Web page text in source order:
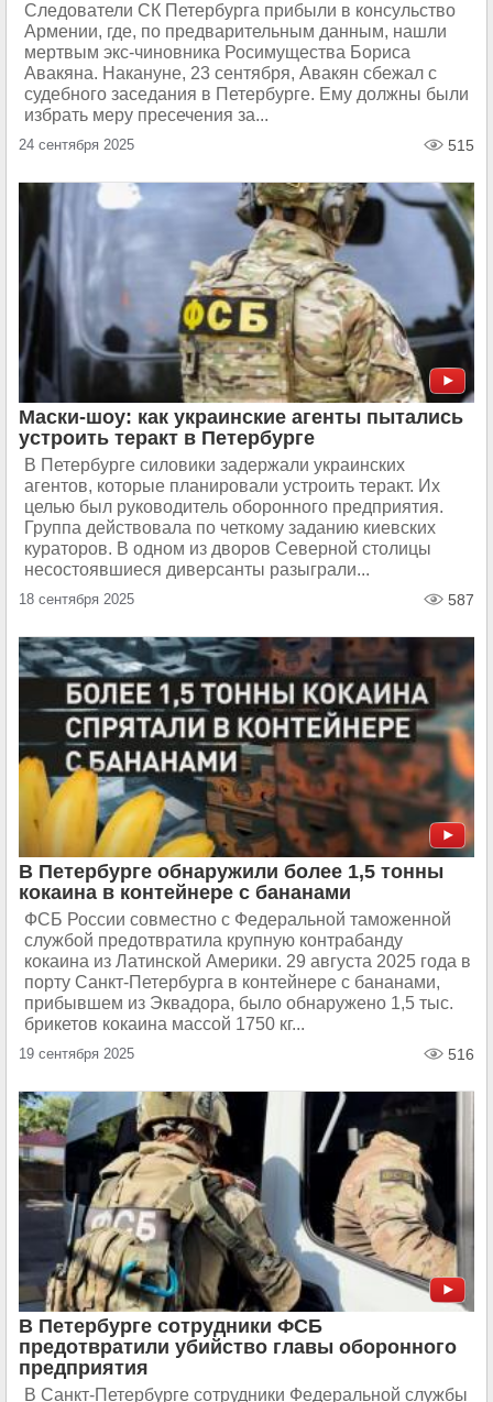
Следователи СК Петербурга прибыли в консульство
Армении, где, по предварительным данным, нашли
мертвым экс-чиновника Росимущества Бориса
Авакяна. Накануне, 23 сентября, Авакян сбежал с
судебного заседания в Петербурге. Ему должны были
избрать меру пресечения за...
24 сентября 2025 515
Маски-шоу: как украинские агенты пытались
устроить теракт в Петербурге
В Петербурге силовики задержали украинских
агентов, которые планировали устроить теракт. Их
целью был руководитель оборонного предприятия.
Группа действовала по четкому заданию киевских
кураторов. В одном из дворов Северной столицы
несостоявшиеся диверсанты разыграли...
18 сентября 2025 587
В Петербурге обнаружили более 1,5 тонны
кокаина в контейнере с бананами
ФСБ России совместно с Федеральной таможенной
службой предотвратила крупную контрабанду
кокаина из Латинской Америки. 29 августа 2025 года в
порту Санкт-Петербурга в контейнере с бананами,
прибывшем из Эквадора, было обнаружено 1,5 тыс.
брикетов кокаина массой 1750 кг...
19 сентября 2025 516
В Петербурге сотрудники ФСБ
предотвратили убийство главы оборонного
предприятия
В Санкт-Петербурге сотрудники Федеральной службы